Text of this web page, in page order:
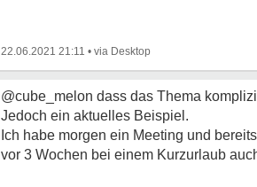
22.06.2021 21:11 •
@cube_melon dass das Thema
Jedoch ein aktuelles Beispiel.
Ich habe morgen ein Meeting und
vor 3 Wochen bei einem Kurzurlaub